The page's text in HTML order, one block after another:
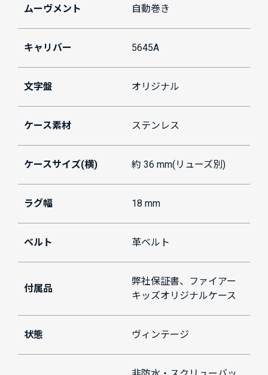
ムーヴメント 自動巻き
キャリバー 5645A
文字盤 オリジナル
ケース素材 ステンレス
ケースサイズ(横) 約 36 mm(リューズ別)
ラグ幅 18 mm
ベルト 革ベルト
付属品
弊社保証書、ファイアー
キッズオリジナルケース
状態 ヴィンテージ